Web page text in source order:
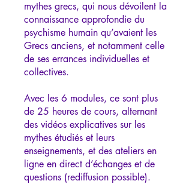
mythes grecs, qui nous dévoilent la
connaissance approfondie du
psychisme humain qu’avaient les
Grecs anciens, et notamment celle
de ses errances individuelles et
collectives.
Avec les 6 modules, ce sont plus
de 25 heures de cours, alternant
des vidéos explicatives sur les
mythes étudiés et leurs
enseignements, et des ateliers en
ligne en direct d’échanges et de
questions (rediffusion possible).